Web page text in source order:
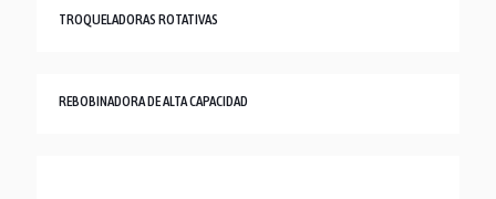
TROQUELADORAS ROTATIVAS
REBOBINADORA DE ALTA CAPACIDAD